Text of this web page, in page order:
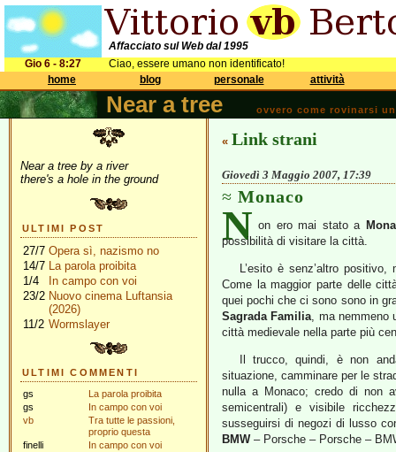
Affacciato sul Web dal 1995
Gio 6 - 8:27
Ciao, essere umano non identificato!
home
blog personale attività
Near a tree ovvero come rovinarsi
Near a tree by a river
there's a hole in the ground
ULTIMI POST
27/7 Opera sì, nazismo no
14/7 La parola proibita
1/4
In campo con voi
23/2 Nuovo cinema Luftansia
(2026)
11/2 Wormslayer
ULTIMI COMMENTI
gs
La parola proibita
gs
In campo con voi
vb
Tra tutte le passioni,
proprio questa
finelli
In campo con voi
« Link strani
Giovedì 3 Maggio 2007, 17:39
Monaco
N on ero mai stato a
possibilità di visitare la città.
L’esito è senz’altro
Come la maggior parte delle
quei pochi che ci sono sono in
Sagrada Familia, ma nemmeno
città medievale nella parte più
Il trucco, quindi, è non
situazione, camminare per le
nulla a Monaco; credo di non
semicentrali) e visibile
susseguirsi di negozi di lusso
BMW– Porsche – Porsche –